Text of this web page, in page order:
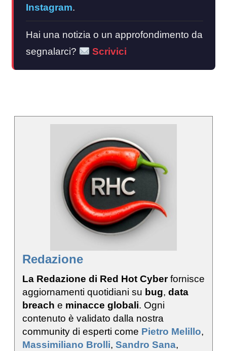
Instagram.
Hai una notizia o un approfondimento da
segnalarci?
Scrivici
Redazione
La Redazione di Red Hot Cyberfornisce
aggiornamenti quotidiani su bug, data
breach e minacce globali. Ogni
contenuto è validato dalla nostra
community di esperti come Pietro Melillo,
Massimiliano Brolli, Sandro Sana,